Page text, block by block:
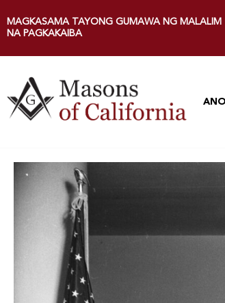
MAGKASAMA TAYONG GUMAWA NG MALALIM
NA PAGKAKAIBA